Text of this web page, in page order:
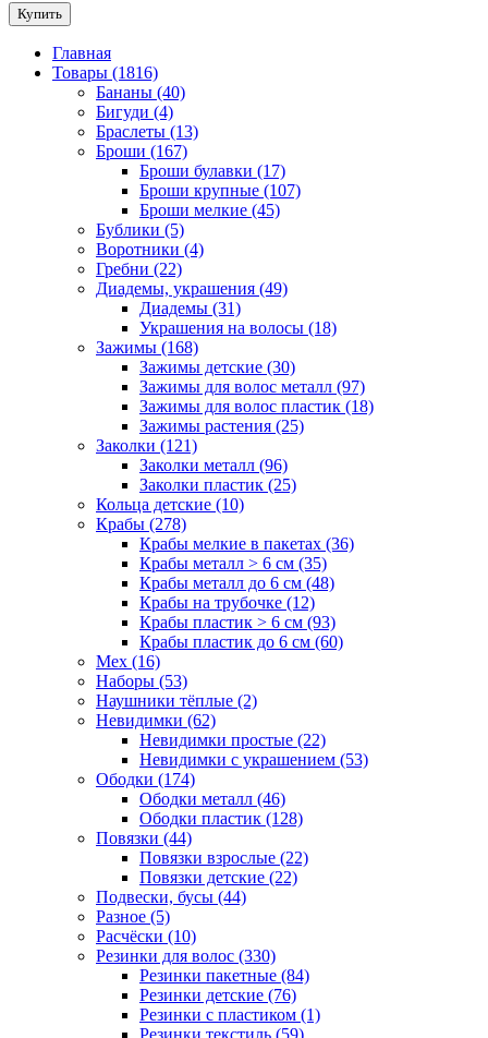
Купить
Главная
Товары (1816)
Бананы (40)
Бигуди (4)
Браслеты (13)
Броши (167)
Броши булавки (17)
Броши крупные (107)
Броши мелкие (45)
Бублики (5)
Воротники (4)
Гребни (22)
Диадемы, украшения (49)
Диадемы (31)
Украшения на волосы (18)
Зажимы (168)
Зажимы детские (30)
Зажимы для волос металл (97)
Зажимы для волос пластик (18)
Зажимы растения (25)
Заколки (121)
Заколки металл (96)
Заколки пластик (25)
Кольца детские (10)
Крабы (278)
Крабы мелкие в пакетах (36)
Крабы металл > 6 см (35)
Крабы металл до 6 см (48)
Крабы на трубочке (12)
Крабы пластик > 6 см (93)
Крабы пластик до 6 см (60)
Мех (16)
Наборы (53)
Наушники тёплые (2)
Невидимки (62)
Невидимки простые (22)
Невидимки с украшением (53)
Ободки (174)
Ободки металл (46)
Ободки пластик (128)
Повязки (44)
Повязки взрослые (22)
Повязки детские (22)
Подвески, бусы (44)
Разное (5)
Расчёски (10)
Резинки для волос (330)
Резинки пакетные (84)
Резинки детские (76)
Резинки с пластиком (1)
Резинки текстиль (59)